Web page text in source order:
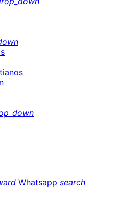
Whatsapp search